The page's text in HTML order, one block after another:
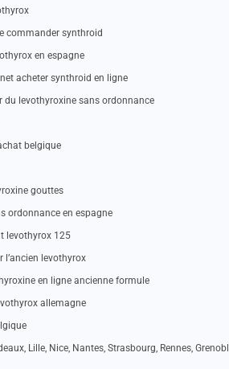
commander synthroid
en espagne
acheter synthroid en ligne
du levothyroxine sans ordonnance
belgique
gouttes
ordonnance en espagne
levothyrox 125
l’ancien levothyrox
en ligne ancienne formule
allemagne
Lille, Nice, Nantes, Strasbourg, Rennes,